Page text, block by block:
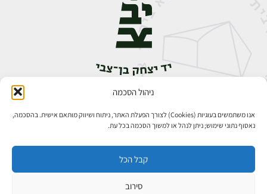
ניהול הסכמה
אנו משתמשים בעוגיות (Cookies) לצורך הפעלת האתר, ניתוח ושיווק מותאם אישית. בהסכמה,
נאסוף נתוני שימוש; ניתן לנהל או למשוך הסכמה בכל עת.
קבל הכל
סירוב
אבן גבירול 14, רחביה, ירושלים